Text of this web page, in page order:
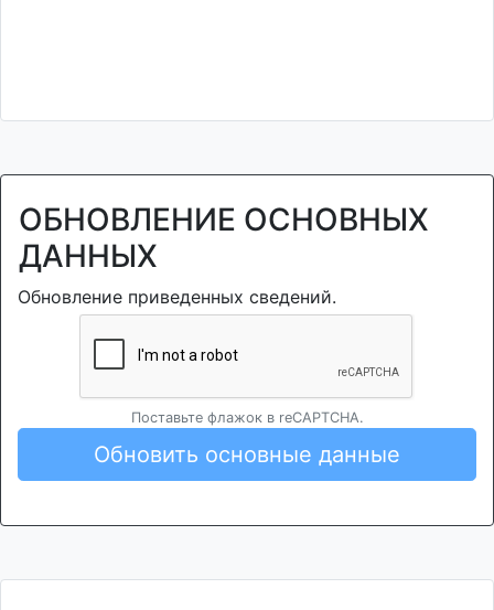
ОБНОВЛЕНИЕ ОСНОВНЫХ
ДАННЫХ
Обновление приведенных сведений.
Поставьте флажок в reCAPTCHA.
Обновить основные данные